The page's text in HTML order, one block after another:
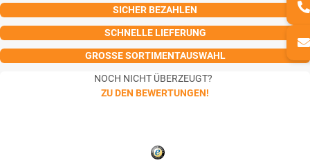
SICHER BEZAHLEN
SCHNELLE LIEFERUNG
GROSSE SORTIMENTAUSWAHL
NOCH NICHT ÜBERZEUGT?
ZU DEN BEWERTUNGEN!